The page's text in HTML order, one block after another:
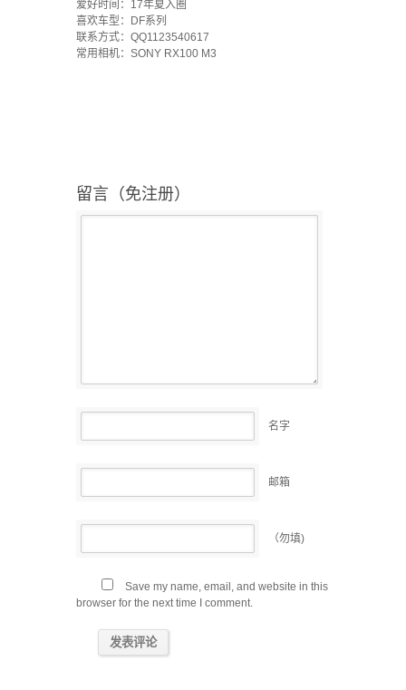
爱好时间：17年夏入圈
喜欢车型：DF系列
联系方式：QQ1123540617
常用相机：SONY RX100 M3
留言（免注册）
名字
邮箱
（勿填)
Save my name, email, and website in this
browser for the next time I comment.